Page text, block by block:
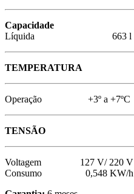
Capacidade
Líquida 663 l
TEMPERATURA
Operação +3º a +7ºC
TENSÃO
Voltagem 127 V/ 220 V
Consumo 0,548 KW/h